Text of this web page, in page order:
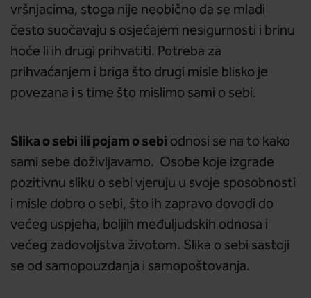
vršnjacima, stoga nije neobično da se mladi
često suočavaju s osjećajem nesigurnosti i brinu
hoće li ih drugi prihvatiti. Potreba za
prihvaćanjem i briga što drugi misle blisko je
povezana i s time što mislimo sami o sebi.
Slika o sebi ili pojam o sebi odnosi se na to kako
sami sebe doživljavamo. Osobe koje izgrade
pozitivnu sliku o sebi vjeruju u svoje sposobnosti
i misle dobro o sebi, što ih zapravo dovodi do
većeg uspjeha, boljih međuljudskih odnosa i
većeg zadovoljstva životom. Slika o sebi sastoji
se od samopouzdanja i samopoštovanja.